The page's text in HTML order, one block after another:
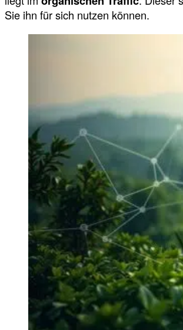
Sie ihn für sich nutzen können.